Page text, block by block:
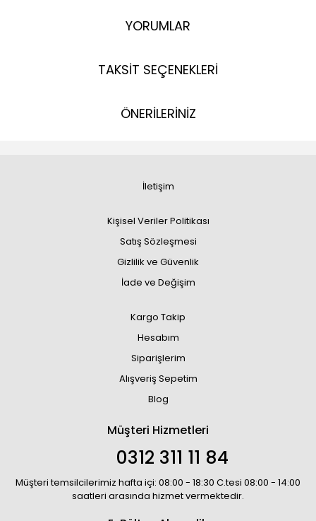
YORUMLAR
TAKSİT SEÇENEKLERİ
ÖNERİLERİNİZ
İletişim
Kişisel Veriler Politikası
Satış Sözleşmesi
Gizlilik ve Güvenlik
İade ve Değişim
Kargo Takip
Hesabım
Siparişlerim
Alışveriş Sepetim
Blog
Müşteri Hizmetleri
0312 311 11 84
Müşteri temsilcilerimiz hafta içi: 08:00 - 18:30 C.tesi 08:00 - 14:00
saatleri arasında hizmet vermektedir.